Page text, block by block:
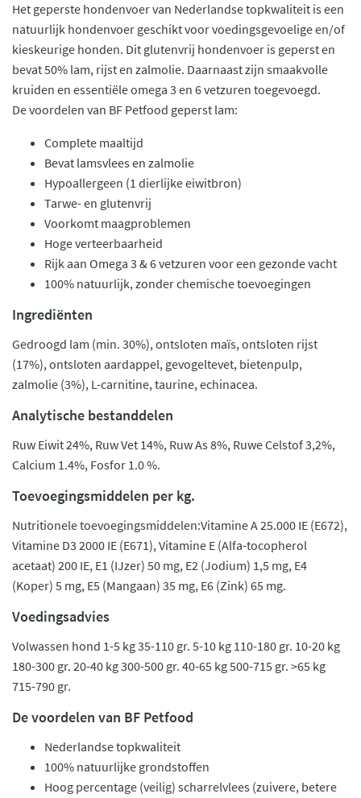
Het geperste hondenvoer van Nederlandse topkwaliteit is een
natuurlijk hondenvoer geschikt voor voedingsgevoelige en/of
kieskeurige honden. Dit glutenvrij hondenvoer is geperst en
bevat 50% lam, rijst en zalmolie. Daarnaast zijn smaakvolle
kruiden en essentiële omega 3 en 6 vetzuren toegevoegd.
De voordelen van BF Petfood geperst lam:
Complete maaltijd
Bevat lamsvlees en zalmolie
Hypoallergeen (1 dierlijke eiwitbron)
Tarwe- en glutenvrij
Voorkomt maagproblemen
Hoge verteerbaarheid
Rijk aan Omega 3 & 6 vetzuren voor een gezonde vacht
100% natuurlijk, zonder chemische toevoegingen
Ingrediënten
Gedroogd lam (min. 30%), ontsloten maïs, ontsloten rijst
(17%), ontsloten aardappel, gevogeltevet, bietenpulp,
zalmolie (3%), L-carnitine, taurine, echinacea.
Analytische bestanddelen
Ruw Eiwit 24%, Ruw Vet 14%, Ruw As 8%, Ruwe Celstof 3,2%,
Calcium 1.4%, Fosfor 1.0 %.
Toevoegingsmiddelen per kg.
Nutritionele toevoegingsmiddelen:Vitamine A 25.000 IE (E672),
Vitamine D3 2000 IE (E671), Vitamine E (Alfa-tocopherol
acetaat) 200 IE, E1 (IJzer) 50 mg, E2 (Jodium) 1,5 mg, E4
(Koper) 5 mg, E5 (Mangaan) 35 mg, E6 (Zink) 65 mg.
Voedingsadvies
Volwassen hond 1-5 kg 35-110 gr. 5-10 kg 110-180 gr. 10-20 kg
180-300 gr. 20-40 kg 300-500 gr. 40-65 kg 500-715 gr. >65 kg
715-790 gr.
De voordelen van BF Petfood
Nederlandse topkwaliteit
100% natuurlijke grondstoffen
Hoog percentage (veilig) scharrelvlees (zuivere, betere